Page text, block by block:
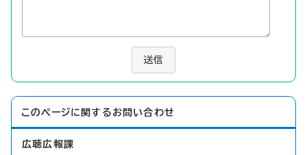
送信
このページに関する お問い合わせ
広聴広報課